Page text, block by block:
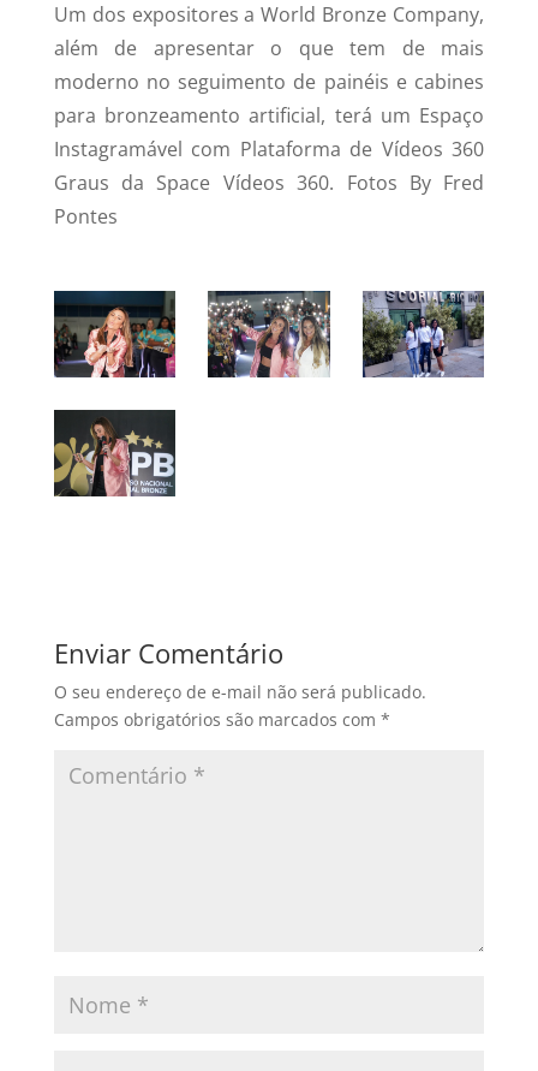
Um dos expositores a World Bronze Company,
além de apresentar o que tem de mais
moderno no seguimento de painéis e cabines
para bronzeamento artificial, terá um Espaço
Instagramável com Plataforma de Vídeos 360
Graus da Space Vídeos 360. Fotos By Fred
Pontes
Enviar Comentário
O seu endereço de e-mail não será publicado.
Campos obrigatórios são marcados com *